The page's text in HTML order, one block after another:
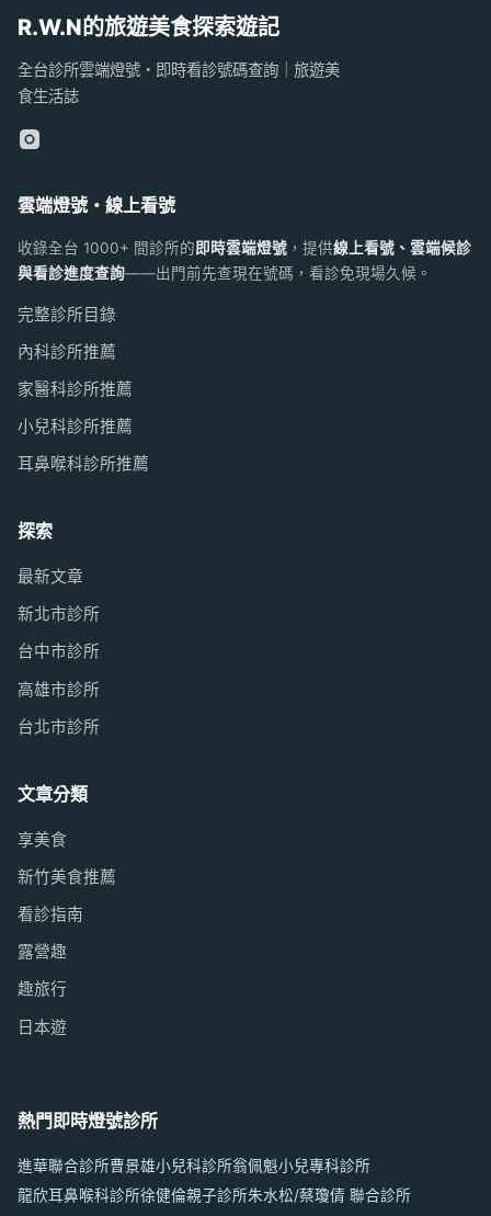
R.W.N的旅遊美食探索遊記
全台診所雲端燈號・即時看診號碼查詢｜旅遊美
食生活誌
雲端燈號・線上看號
收錄全台 1000+ 間診所的即時雲端燈號 ，提供線上看號、雲端候診
與看診進度查詢——出門前先查現在號碼，看診免現場久候。
完整診所目錄
內科診所推薦
家醫科診所推薦
小兒科診所推薦
耳鼻喉科診所推薦
探索
最新文章
新北市診所
台中市診所
高雄市診所
台北市診所
文章分類
享美食
新竹美食推薦
看診指南
露營趣
趣旅行
日本遊
熱門即時燈號診所
進華聯合診所曹景雄小兒科診所翁佩魁小兒專科診所
龍欣耳鼻喉科診所徐健倫親子診所朱水松/蔡瓊倩 聯合診所